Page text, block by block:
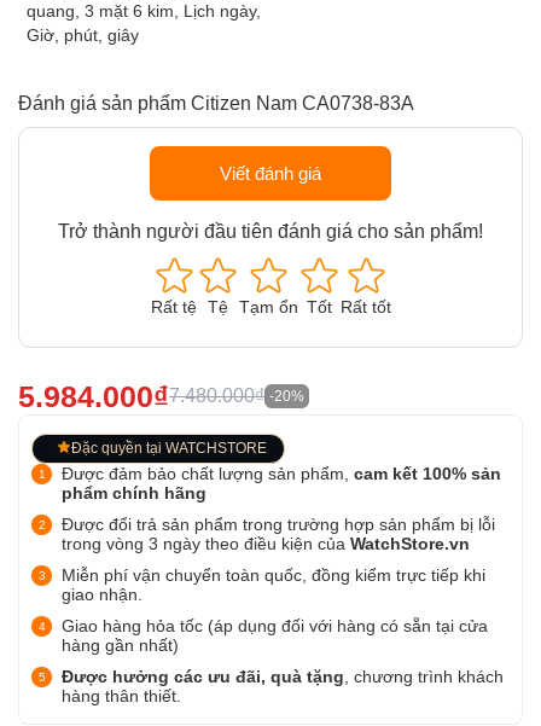
quang, 3 mặt 6 kim, Lịch ngày,
Giờ, phút, giây
Đánh giá sản phẩm Citizen Nam CA0738-83A
Viết đánh giá
Trở thành người đầu tiên đánh giá cho sản phẩm!
Rất tệ Tệ Tạm ổn Tốt Rất tốt
5.984.000₫7.480.000₫ -20%
Đặc quyền tại WATCHSTORE
Được đảm bảo chất lượng sản phẩm, cam kết 100% sản
phẩm chính hãng
Được đổi trả sản phẩm trong trường hợp sản phẩm bị lỗi
trong vòng 3 ngày theo điều kiện của WatchStore.vn
Miễn phí vận chuyển toàn quốc, đồng kiểm trực tiếp khi
giao nhận.
Giao hàng hỏa tốc (áp dụng đối với hàng có sẵn tại cửa
hàng gần nhất)
Được hưởng các ưu đãi, quà tặng , chương trình khách
hàng thân thiết.